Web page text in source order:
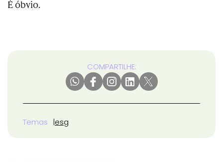
É óbvio.
COMPARTILHE:
Temas esg